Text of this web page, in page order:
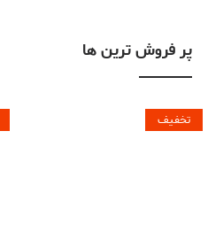
پر فروش ترین ها
تخفیف